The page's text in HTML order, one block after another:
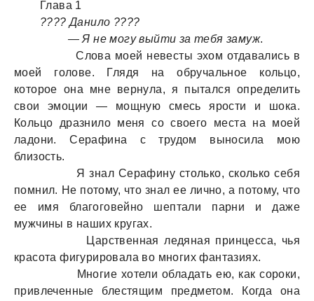
Глава 1
???? Данило ????
— Я не могу выйти за тебя замуж.
Слова моей невесты эхом отдавались в
моей голове. Глядя на обручальное кольцо,
которое она мне вернула, я пытался определить
свои эмоции — мощную смесь ярости и шока.
Кольцо дразнило меня со своего места на моей
ладони. Серафина с трудом выносила мою
близость.
Я знал Серафину столько, сколько себя
помнил. Не потому, что знал ее лично, а потому, что
ее имя благоговейно шептали парни и даже
мужчины в наших кругах.
Царственная ледяная принцесса, чья
красота фигурировала во многих фантазиях.
Многие хотели обладать ею, как сороки,
привлеченные блестящим предметом. Когда она